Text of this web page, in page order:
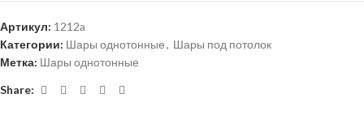
Артикул: 1212a
Категории: Шары однотонные, Шары под потолок
Метка: Шары однотонные
Share: